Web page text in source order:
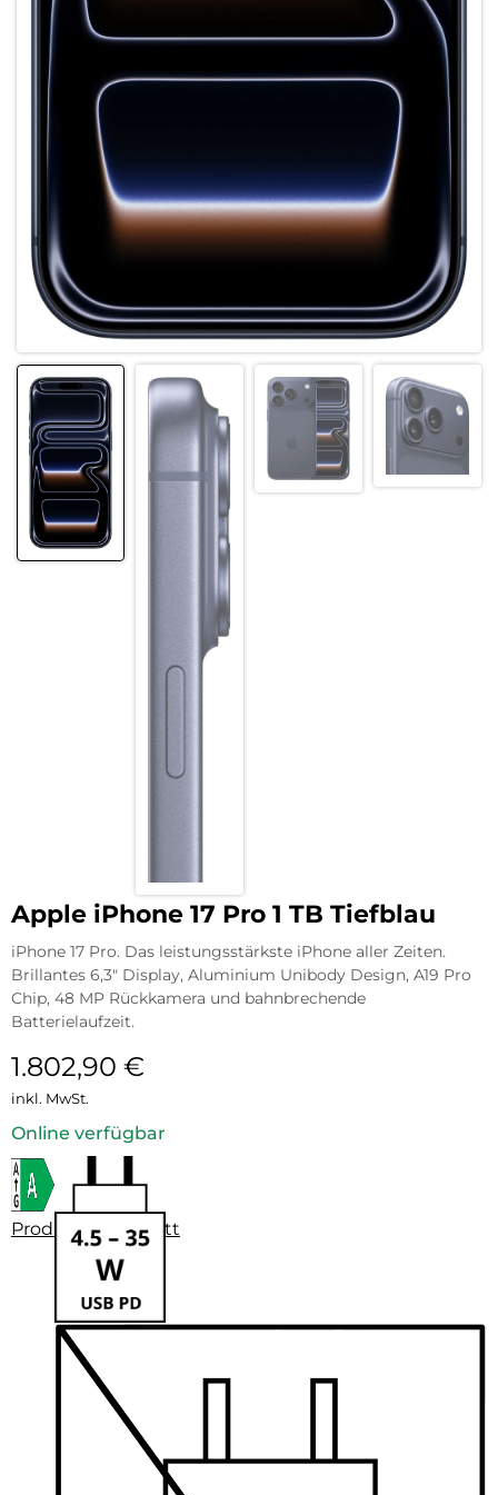
Apple iPhone 17 Pro 1 TB Tiefblau
iPhone 17 Pro. Das leistungsstärkste iPhone aller Zeiten.
Brillantes 6,3″ Display, Aluminium Unibody Design, A19 Pro
Chip, 48 MP Rückkamera und bahnbrechende
Batterielaufzeit.
1.802,90 €
inkl. MwSt.
Online verfügbar
Produktdatenblatt